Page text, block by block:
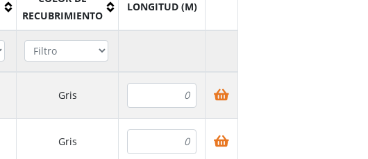
RECUBRIMIENTO
LONGITUD (M)
Gris
Gris